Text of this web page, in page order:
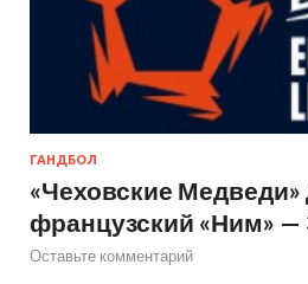
ГАНДБОЛ
«Чеховские
французский «Ним» —
Оставьте комментарий